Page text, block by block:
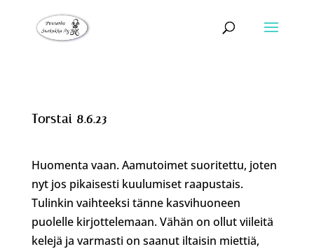
Torstai 8.6.23
Huomenta vaan. Aamutoimet suoritettu, joten
nyt jos pikaisesti kuulumiset raapustais.
Tulinkin vaihteeksi tänne kasvihuoneen
puolelle kirjottelemaan. Vähän on ollut viileitä
kelejä ja varmasti on saanut iltaisin miettiä,